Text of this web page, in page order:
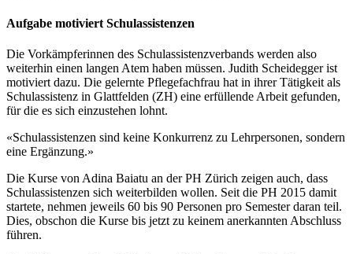
Aufgabe motiviert Schulassistenzen
Die Vorkämpferinnen des Schulassistenzverbands werden also
weiterhin einen langen Atem haben müssen. Judith Scheidegger ist
motiviert dazu. Die gelernte Pflegefachfrau hat in ihrer Tätigkeit als
Schulassistenz in Glattfelden (ZH) eine erfüllende Arbeit gefunden,
für die es sich einzustehen lohnt.
«Schulassistenzen sind keine Konkurrenz zu Lehrpersonen, sondern
eine Ergänzung.»
Die Kurse von Adina Baiatu an der PH Zürich zeigen auch, dass
Schulassistenzen sich weiterbilden wollen. Seit die PH 2015 damit
startete, nehmen jeweils 60 bis 90 Personen pro Semester daran teil.
Dies, obschon die Kurse bis jetzt zu keinem anerkannten Abschluss
führen.